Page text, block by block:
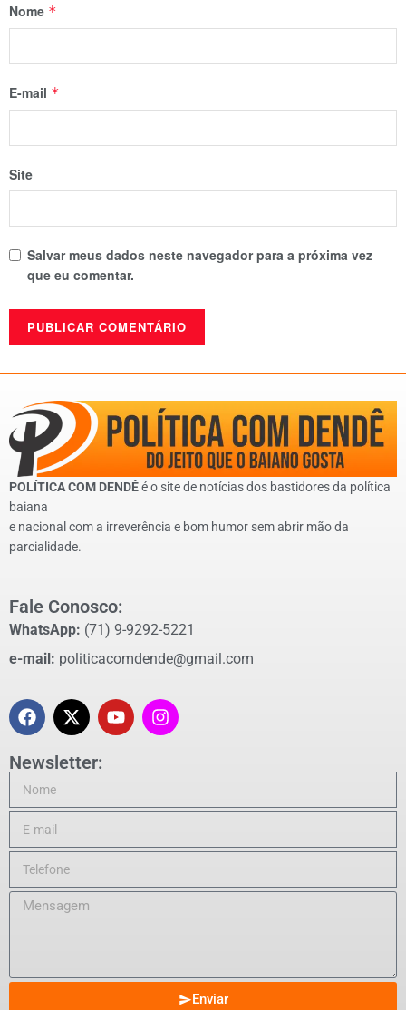
Nome *
E-mail *
Site
Salvar meus dados neste navegador para a próxima vez
que eu comentar.
POLÍTICA COM DENDÊé o site de notícias dos bastidores da política
baiana
e nacional com a irreverência e bom humor sem abrir mão da
parcialidade.
Fale Conosco:
WhatsApp: (71) 9-9292-5221
e-mail: politicacomdende@gmail.com
Newsletter:
Enviar